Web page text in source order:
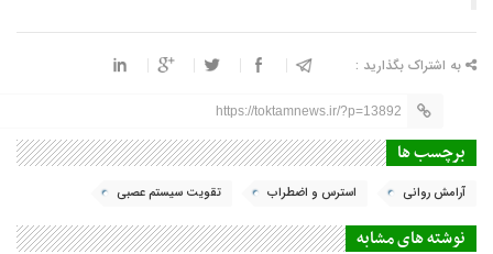
به اشتراک بگذارید :
https://toktamnews.ir/?p=13892
برچسب ها
آرامش روانی استرس و اضطراب تقویت سیستم عصبی
نوشته های مشابه